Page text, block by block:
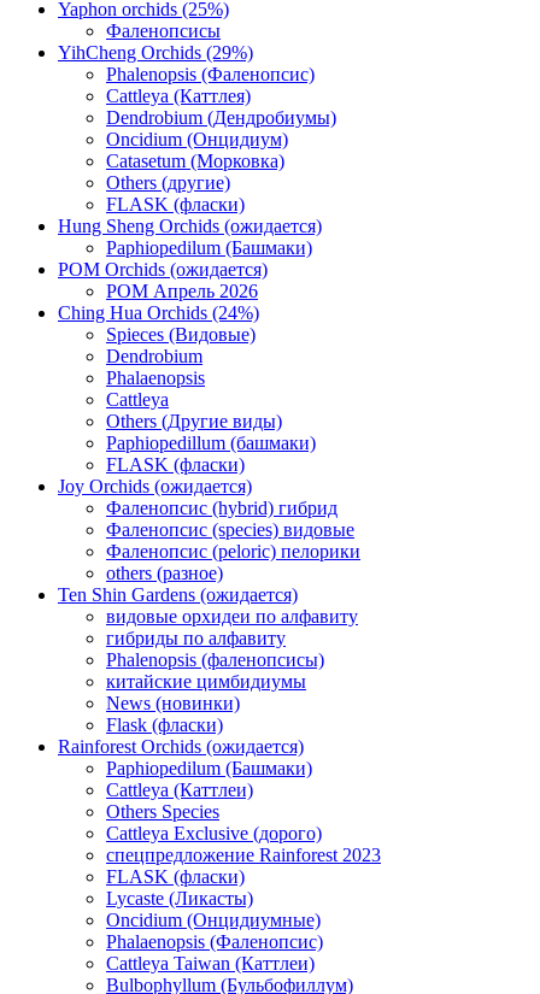
Yaphon orchids (25%)
Фаленопсисы
YihCheng Orchids (29%)
Phalenopsis (Фаленопсис)
Cattleya (Каттлея)
Dendrobium (Дендробиумы)
Oncidium (Онцидиум)
Catasetum (Морковка)
Others (другие)
FLASK (фласки)
Hung Sheng Orchids (ожидается)
Paphiopedilum (Башмаки)
POM Orchids (ожидается)
POM Апрель 2026
Ching Hua Orchids (24%)
Spieces (Видовые)
Dendrobium
Phalaenopsis
Cattleya
Others (Другие виды)
Paphiopedillum (башмаки)
FLASK (фласки)
Joy Orchids (ожидается)
Фаленопсис (hybrid) гибрид
Фаленопсис (species) видовые
Фаленопсис (peloric) пелорики
others (разное)
Ten Shin Gardens (ожидается)
видовые орхидеи по алфавиту
гибриды по алфавиту
Phalenopsis (фаленопсисы)
китайские цимбидиумы
News (новинки)
Flask (фласки)
Rainforest Orchids (ожидается)
Paphiopedilum (Башмаки)
Cattleya (Каттлеи)
Others Species
Cattleya Exclusive (дорого)
спецпредложение Rainforest 2023
FLASK (фласки)
Lycaste (Ликасты)
Oncidium (Онцидиумные)
Phalaenopsis (Фаленопсис)
Cattleya Taiwan (Каттлеи)
Bulbophyllum (Бульбофиллум)